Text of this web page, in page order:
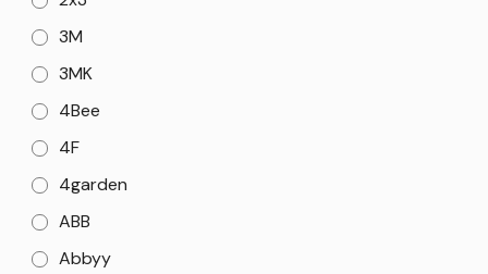
3M
3MK
4Bee
4F
4garden
ABB
Abbyy